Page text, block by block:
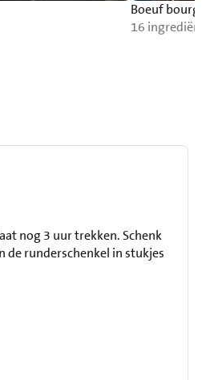
Boeuf
16
nog 3 uur trekken. Schenk
de runderschenkel in stukjes